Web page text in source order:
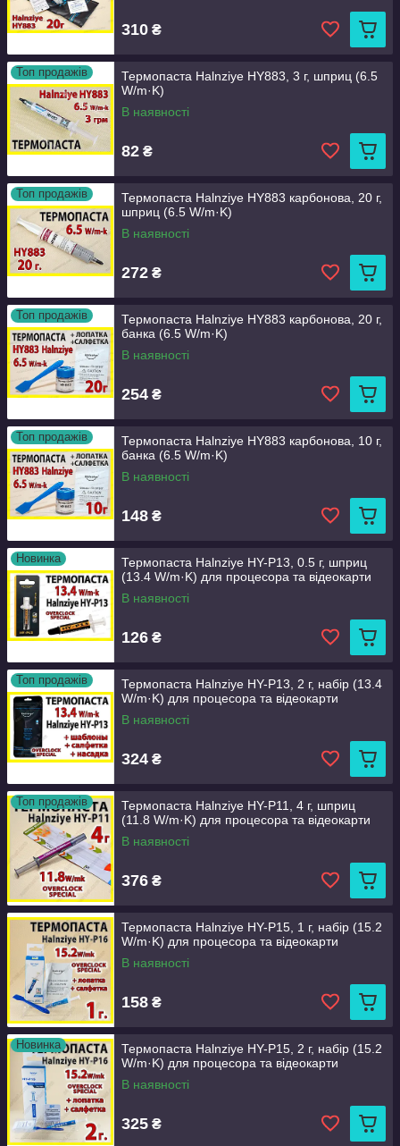
310 ₴
Топ продажів
Термопаста Halnziye HY883, 3 г, шприц (6.5
W/m·K)
В наявності
82 ₴
Топ продажів
Термопаста Halnziye HY883 карбонова, 20 г,
шприц (6.5 W/m·K)
В наявності
272 ₴
Топ продажів
Термопаста Halnziye HY883 карбонова, 20 г,
банка (6.5 W/m·K)
В наявності
254 ₴
Топ продажів
Термопаста Halnziye HY883 карбонова, 10 г,
банка (6.5 W/m·K)
В наявності
148 ₴
Новинка
Термопаста Halnziye HY-P13, 0.5 г, шприц
(13.4 W/m·K) для процесора та відеокарти
В наявності
126 ₴
Топ продажів
Термопаста Halnziye HY-P13, 2 г, набір (13.4
W/m·K) для процесора та відеокарти
В наявності
324 ₴
Топ продажів
Термопаста Halnziye HY-P11, 4 г, шприц
(11.8 W/m·K) для процесора та відеокарти
В наявності
376 ₴
Термопаста Halnziye HY-P15, 1 г, набір (15.2
W/m·K) для процесора та відеокарти
В наявності
158 ₴
Новинка
Термопаста Halnziye HY-P15, 2 г, набір (15.2
W/m·K) для процесора та відеокарти
В наявності
325 ₴